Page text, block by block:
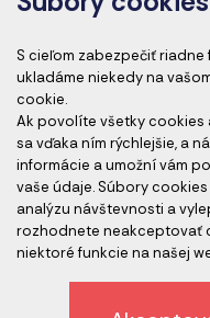
Akreditácia kurzov
Akreditovaní audítori
S cieľom zabezpečiť
ukladáme niekedy na
cookie.
Ak povolíte všetky
sa vďaka ním rýchlejšie, a
informácie a umožní vám
vaše údaje. Súbory
analýzu návštevnosti a
rozhodnete neakceptovať
niektoré funkcie na našej